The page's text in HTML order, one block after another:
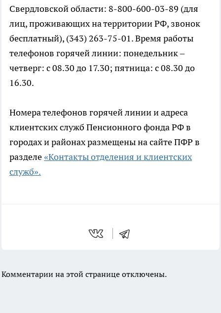
Свердловской области: 8-800-600-03-89 (для
лиц, проживающих на территории РФ, звонок
бесплатный), (343) 263-75-01. Время работы
телефонов горячей линии: понедельник –
четверг: с 08.30 до 17.30; пятница: с 08.30 до
16.30.
Номера телефонов горячей линии и адреса
клиентских служб Пенсионного фонда РФ в
городах и районах размещены на сайте ПФР в
разделе «Контакты отделения и клиентских
служб».
Комментарии на этой странице отключены.